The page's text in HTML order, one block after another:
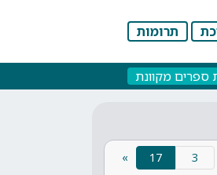
תרומות
ספרים מקוונת
17
»